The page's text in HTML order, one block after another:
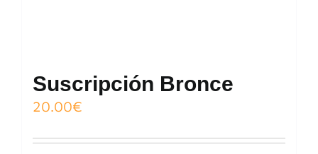
Suscripción Bronce
20.00€